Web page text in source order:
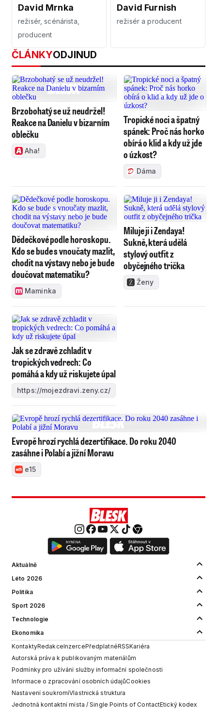
David Mrnka
režisér, scénárista,
producent
David Furnish
režisér a producent
ČLÁNKYODJINUD
Brzobohatý se už neudržel!
Reakce na Danielu v bizarním
oblečku
Aha!
Tropické noci a špatný
spánek: Proč nás horko
obírá o klid a kdy už jde
o úzkost?
Dáma
Dědečkové podle horoskopu.
Kdo se bude s vnoučaty mazlit,
chodit na výstavy nebo je bude
doučovat matematiku?
Maminka
Miluje ji i Zendaya!
Sukně, která udělá
stylový outfit z
obyčejného trička
Ženy
Jak se zdravě zchladit v
tropických vedrech: Co
pomáhá a kdy už riskujete úpal
https://mojezdravi.zeny.cz/
Evropě hrozí rychlá dezertifikace. Do roku 2040
zasáhne i Polabí a jižní Moravu
e15
Aktuálně
Léto 2026
Politika
Sport 2026
Technologie
Ekonomika
KontaktyRedakceInzercePředplatnéRSSKariéra
Autorská práva k publikovaným materiálům
Podmínky pro užívání služby informační společnosti
Informace o zpracování osobních údajůCookies
Nastavení soukromíVlastnická struktura
Jednotná kontaktní místa / Single Points of ContactEtický kodex